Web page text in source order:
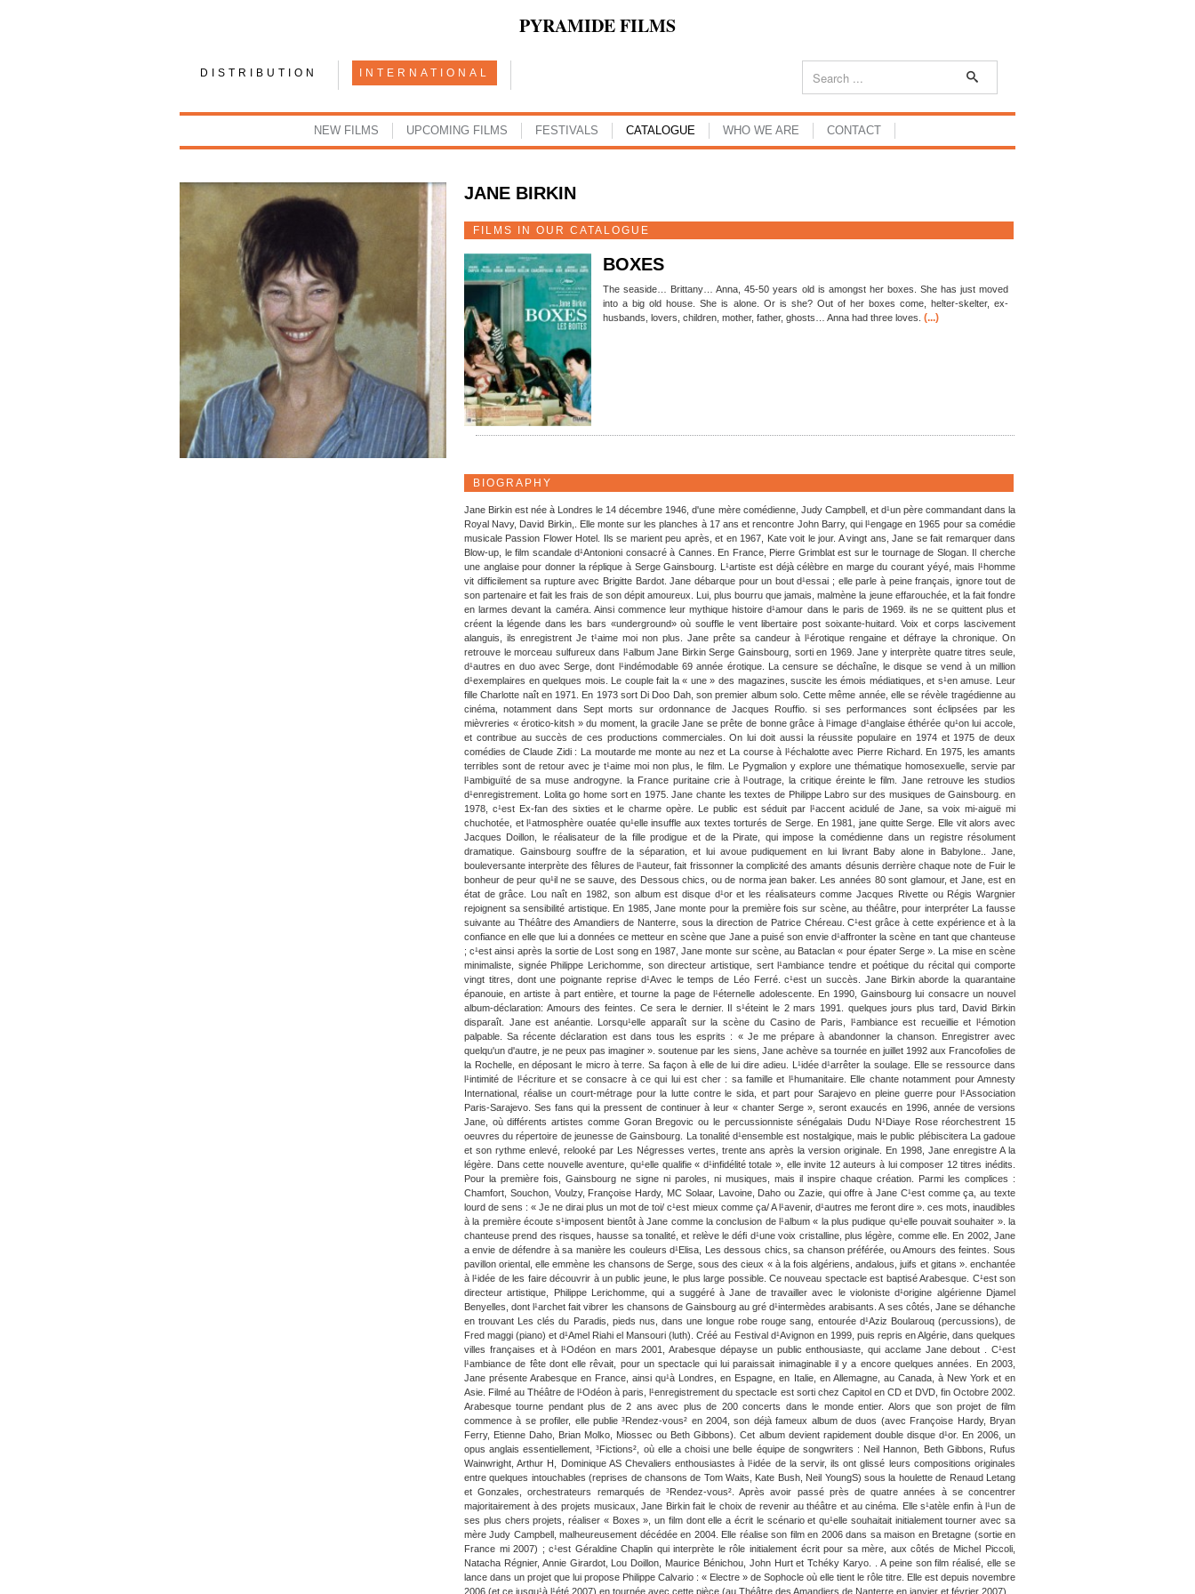
PYRAMIDE FILMS
DISTRIBUTION INTERNATIONAL
NEW FILMS UPCOMING FILMS FESTIVALS CATALOGUE WHO WE ARE CONTACT
JANE BIRKIN
FILMS IN OUR CATALOGUE
BOXES
The seaside… Brittany… Anna, 45-50 years old is amongst her boxes. She has just moved
into a big old house. She is alone. Or is she? Out of her boxes come, helter-skelter, ex-
husbands, lovers, children, mother, father, ghosts… Anna had three loves. (...)
BIOGRAPHY
Jane Birkin est née à Londres le 14 décembre 1946, d'une mère comédienne, Judy Campbell, et d¹un père commandant dans la
Royal Navy, David Birkin,. Elle monte sur les planches à 17 ans et rencontre John Barry, qui l¹engage en 1965 pour sa comédie
musicale Passion Flower Hotel. Ils se marient peu après, et en 1967, Kate voit le jour. A vingt ans, Jane se fait remarquer dans
Blow-up, le film scandale d¹Antonioni consacré à Cannes. En France, Pierre Grimblat est sur le tournage de Slogan. Il cherche
une anglaise pour donner la réplique à Serge Gainsbourg. L¹artiste est déjà célèbre en marge du courant yéyé, mais l¹homme
vit difficilement sa rupture avec Brigitte Bardot. Jane débarque pour un bout d¹essai ; elle parle à peine français, ignore tout de
son partenaire et fait les frais de son dépit amoureux. Lui, plus bourru que jamais, malmène la jeune effarouchée, et la fait fondre
en larmes devant la caméra. Ainsi commence leur mythique histoire d¹amour dans le paris de 1969. ils ne se quittent plus et
créent la légende dans les bars «underground» où souffle le vent libertaire post soixante-huitard. Voix et corps lascivement
alanguis, ils enregistrent Je t¹aime moi non plus. Jane prête sa candeur à l¹érotique rengaine et défraye la chronique. On
retrouve le morceau sulfureux dans l¹album Jane Birkin Serge Gainsbourg, sorti en 1969. Jane y interprète quatre titres seule,
d¹autres en duo avec Serge, dont l¹indémodable 69 année érotique. La censure se déchaîne, le disque se vend à un million
d¹exemplaires en quelques mois. Le couple fait la « une » des magazines, suscite les émois médiatiques, et s¹en amuse. Leur
fille Charlotte naît en 1971. En 1973 sort Di Doo Dah, son premier album solo. Cette même année, elle se révèle tragédienne au
cinéma, notamment dans Sept morts sur ordonnance de Jacques Rouffio. si ses performances sont éclipsées par les
mièvreries « érotico-kitsh » du moment, la gracile Jane se prête de bonne grâce à l¹image d¹anglaise éthérée qu¹on lui accole,
et contribue au succès de ces productions commerciales. On lui doit aussi la réussite populaire en 1974 et 1975 de deux
comédies de Claude Zidi : La moutarde me monte au nez et La course à l¹échalotte avec Pierre Richard. En 1975, les amants
terribles sont de retour avec je t¹aime moi non plus, le film. Le Pygmalion y explore une thématique homosexuelle, servie par
l¹ambiguïté de sa muse androgyne. la France puritaine crie à l¹outrage, la critique éreinte le film. Jane retrouve les studios
d¹enregistrement. Lolita go home sort en 1975. Jane chante les textes de Philippe Labro sur des musiques de Gainsbourg. en
1978, c¹est Ex-fan des sixties et le charme opère. Le public est séduit par l¹accent acidulé de Jane, sa voix mi-aiguë mi
chuchotée, et l¹atmosphère ouatée qu¹elle insuffle aux textes torturés de Serge. En 1981, jane quitte Serge. Elle vit alors avec
Jacques Doillon, le réalisateur de la fille prodigue et de la Pirate, qui impose la comédienne dans un registre résolument
dramatique. Gainsbourg souffre de la séparation, et lui avoue pudiquement en lui livrant Baby alone in Babylone.. Jane,
bouleversante interprète des fêlures de l¹auteur, fait frissonner la complicité des amants désunis derrière chaque note de Fuir le
bonheur de peur qu¹il ne se sauve, des Dessous chics, ou de norma jean baker. Les années 80 sont glamour, et Jane, est en
état de grâce. Lou naît en 1982, son album est disque d¹or et les réalisateurs comme Jacques Rivette ou Régis Wargnier
rejoignent sa sensibilité artistique. En 1985, Jane monte pour la première fois sur scène, au théâtre, pour interpréter La fausse
suivante au Théâtre des Amandiers de Nanterre, sous la direction de Patrice Chéreau. C¹est grâce à cette expérience et à la
confiance en elle que lui a données ce metteur en scène que Jane a puisé son envie d¹affronter la scène en tant que chanteuse
; c¹est ainsi après la sortie de Lost song en 1987, Jane monte sur scène, au Bataclan « pour épater Serge ». La mise en scène
minimaliste, signée Philippe Lerichomme, son directeur artistique, sert l¹ambiance tendre et poétique du récital qui comporte
vingt titres, dont une poignante reprise d¹Avec le temps de Léo Ferré. c¹est un succès. Jane Birkin aborde la quarantaine
épanouie, en artiste à part entière, et tourne la page de l¹éternelle adolescente. En 1990, Gainsbourg lui consacre un nouvel
album-déclaration: Amours des feintes. Ce sera le dernier. Il s¹éteint le 2 mars 1991. quelques jours plus tard, David Birkin
disparaît. Jane est anéantie. Lorsqu¹elle apparaît sur la scène du Casino de Paris, l¹ambiance est recueillie et l¹émotion
palpable. Sa récente déclaration est dans tous les esprits : « Je me prépare à abandonner la chanson. Enregistrer avec
quelqu'un d'autre, je ne peux pas imaginer ». soutenue par les siens, Jane achève sa tournée en juillet 1992 aux Francofolies de
la Rochelle, en déposant le micro à terre. Sa façon à elle de lui dire adieu. L¹idée d¹arrêter la soulage. Elle se ressource dans
l¹intimité de l¹écriture et se consacre à ce qui lui est cher : sa famille et l¹humanitaire. Elle chante notamment pour Amnesty
International, réalise un court-métrage pour la lutte contre le sida, et part pour Sarajevo en pleine guerre pour l¹Association
Paris-Sarajevo. Ses fans qui la pressent de continuer à leur « chanter Serge », seront exaucés en 1996, année de versions
Jane, où différents artistes comme Goran Bregovic ou le percussionniste sénégalais Dudu N¹Diaye Rose réorchestrent 15
oeuvres du répertoire de jeunesse de Gainsbourg. La tonalité d¹ensemble est nostalgique, mais le public plébiscitera La gadoue
et son rythme enlevé, relooké par Les Négresses vertes, trente ans après la version originale. En 1998, Jane enregistre A la
légère. Dans cette nouvelle aventure, qu¹elle qualifie « d¹infidélité totale », elle invite 12 auteurs à lui composer 12 titres inédits.
Pour la première fois, Gainsbourg ne signe ni paroles, ni musiques, mais il inspire chaque création. Parmi les complices :
Chamfort, Souchon, Voulzy, Françoise Hardy, MC Solaar, Lavoine, Daho ou Zazie, qui offre à Jane C¹est comme ça, au texte
lourd de sens : « Je ne dirai plus un mot de toi/ c¹est mieux comme ça/ A l¹avenir, d¹autres me feront dire ». ces mots, inaudibles
à la première écoute s¹imposent bientôt à Jane comme la conclusion de l¹album « la plus pudique qu¹elle pouvait souhaiter ». la
chanteuse prend des risques, hausse sa tonalité, et relève le défi d¹une voix cristalline, plus légère, comme elle. En 2002, Jane
a envie de défendre à sa manière les couleurs d¹Elisa, Les dessous chics, sa chanson préférée, ou Amours des feintes. Sous
pavillon oriental, elle emmène les chansons de Serge, sous des cieux « à la fois algériens, andalous, juifs et gitans ». enchantée
à l¹idée de les faire découvrir à un public jeune, le plus large possible. Ce nouveau spectacle est baptisé Arabesque. C¹est son
directeur artistique, Philippe Lerichomme, qui a suggéré à Jane de travailler avec le violoniste d¹origine algérienne Djamel
Benyelles, dont l¹archet fait vibrer les chansons de Gainsbourg au gré d¹intermèdes arabisants. A ses côtés, Jane se déhanche
en trouvant Les clés du Paradis, pieds nus, dans une longue robe rouge sang, entourée d¹Aziz Boularouq (percussions), de
Fred maggi (piano) et d¹Amel Riahi el Mansouri (luth). Créé au Festival d¹Avignon en 1999, puis repris en Algérie, dans quelques
villes françaises et à l¹Odéon en mars 2001, Arabesque dépayse un public enthousiaste, qui acclame Jane debout . C¹est
l¹ambiance de fête dont elle rêvait, pour un spectacle qui lui paraissait inimaginable il y a encore quelques années. En 2003,
Jane présente Arabesque en France, ainsi qu¹à Londres, en Espagne, en Italie, en Allemagne, au Canada, à New York et en
Asie. Filmé au Théâtre de l¹Odéon à paris, l¹enregistrement du spectacle est sorti chez Capitol en CD et DVD, fin Octobre 2002.
Arabesque tourne pendant plus de 2 ans avec plus de 200 concerts dans le monde entier. Alors que son projet de film
commence à se profiler, elle publie ³Rendez-vous² en 2004, son déjà fameux album de duos (avec Françoise Hardy, Bryan
Ferry, Etienne Daho, Brian Molko, Miossec ou Beth Gibbons). Cet album devient rapidement double disque d¹or. En 2006, un
opus anglais essentiellement, ³Fictions², où elle a choisi une belle équipe de songwriters : Neil Hannon, Beth Gibbons, Rufus
Wainwright, Arthur H, Dominique AS Chevaliers enthousiastes à l¹idée de la servir, ils ont glissé leurs compositions originales
entre quelques intouchables (reprises de chansons de Tom Waits, Kate Bush, Neil YoungS) sous la houlette de Renaud Letang
et Gonzales, orchestrateurs remarqués de ³Rendez-vous². Après avoir passé près de quatre années à se concentrer
majoritairement à des projets musicaux, Jane Birkin fait le choix de revenir au théâtre et au cinéma. Elle s¹atèle enfin à l¹un de
ses plus chers projets, réaliser « Boxes », un film dont elle a écrit le scénario et qu¹elle souhaitait initialement tourner avec sa
mère Judy Campbell, malheureusement décédée en 2004. Elle réalise son film en 2006 dans sa maison en Bretagne (sortie en
France mi 2007) ; c¹est Géraldine Chaplin qui interprète le rôle initialement écrit pour sa mère, aux côtés de Michel Piccoli,
Natacha Régnier, Annie Girardot, Lou Doillon, Maurice Bénichou, John Hurt et Tchéky Karyo. . A peine son film réalisé, elle se
lance dans un projet que lui propose Philippe Calvario : « Electre » de Sophocle où elle tient le rôle titre. Elle est depuis novembre
2006 (et ce jusqu¹à l¹été 2007) en tournée avec cette pièce (au Théâtre des Amandiers de Nanterre en janvier et février 2007).